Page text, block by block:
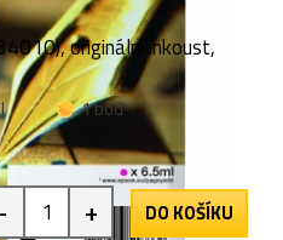
originální inkoust,
1 bod
- + DO KOŠÍKU